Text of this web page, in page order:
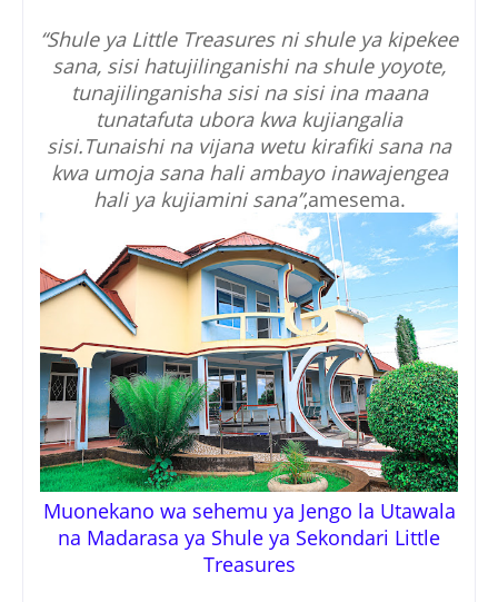
“Shule ya Little Treasures ni shule ya kipekee
sana, sisi hatujilinganishi na shule yoyote,
tunajilinganisha sisi na sisi ina maana
tunatafuta ubora kwa kujiangalia
sisi.Tunaishi na vijana wetu kirafiki sana na
kwa umoja sana hali ambayo inawajengea
hali ya kujiamini sana”,amesema.
Muonekano wa sehemu ya Jengo la Utawala
na Madarasa ya Shule ya Sekondari Little
Treasures